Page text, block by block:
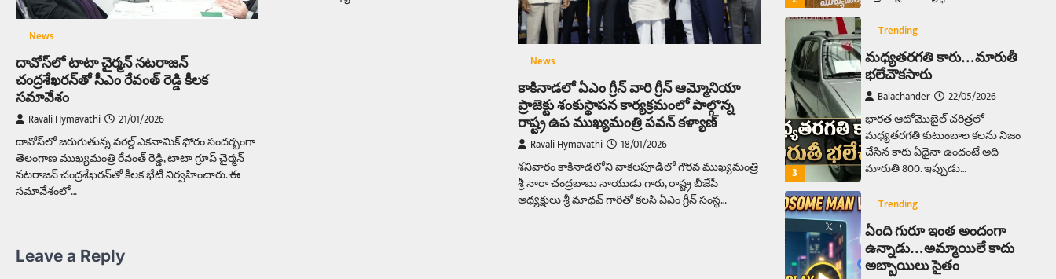
News
దావోస్‌లో టాటా చైర్మన్ నటరాజన్
చంద్రశేఖరన్‌తో సీఎం రేవంత్ రెడ్డి కీలక
సమావేశం
Ravali Hymavathi
21/01/2026
దావోస్‌లో జరుగుతున్న వరల్డ్ ఎకనామిక్ ఫోరం సందర్భంగా
తెలంగాణ ముఖ్యమంత్రి రేవంత్ రెడ్డి, టాటా గ్రూప్ చైర్మన్
నటరాజన్ చంద్రశేఖరన్‌తో కీలక భేటీ నిర్వహించారు. ఈ
సమావేశంలో…
News
కాకినాడలో ఏఎం గ్రీన్ వారి గ్రీన్ ఆమ్మోనియా
ప్రాజెక్టు శంకుస్థాపన కార్యక్రమంలో పాల్గొన్న
రాష్ట్ర ఉప ముఖ్యమంత్రి పవన్ కళ్యాణ్
Ravali Hymavathi
18/01/2026
శనివారం కాకినాడలోని వాకలపూడిలో గౌరవ ముఖ్యమంత్రి
శ్రీ నారా చంద్రబాబు నాయుడు గారు, రాష్ట్ర బీజేపీ
అధ్యక్షులు శ్రీ మాధవ్ గారితో కలసి ఏఎం గ్రీన్ సంస్థ…
Leave a Reply
3
Trending
మధ్యతరగతి కారు…మారుతీ
భలేచౌకసారు
Balachander
22/05/2026
భారత ఆటోమొబైల్ చరిత్రలో
మధ్యతరగతి కుటుంబాల కలను నిజం
చేసిన కారు ఏదైనా ఉందంటే అది
మారుతి 800. ఇప్పుడు…
Trending
ఏంది గురూ ఇంత అందంగా
ఉన్నాడు…అమ్మాయిలే కాదు
అబ్బాయిలు సైతం